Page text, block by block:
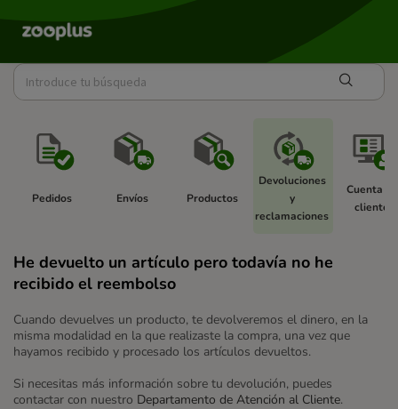
Pedidos Envíos Productos
Devoluciones
y
reclamaciones
Cuenta
cliente
He devuelto un artículo pero todavía no he
recibido el reembolso
Cuando devuelves un producto, te devolveremos el dinero, en la
misma modalidad en la que realizaste la compra, una vez que
hayamos recibido y procesado los artículos devueltos.
Si necesitas más información sobre tu devolución, puedes
contactar con nuestro Departamento de Atención al Cliente.